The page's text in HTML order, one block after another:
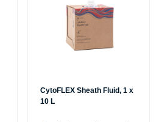
CytoFLEX Sheath Fluid, 1 x
10 L